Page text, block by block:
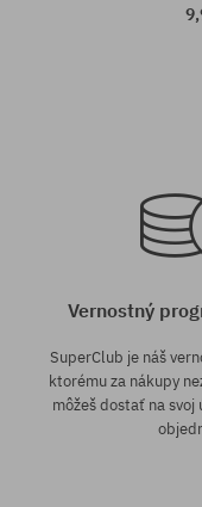
Vernostný
SuperClub je náš
ktorému za nákupy
môžeš dostať na